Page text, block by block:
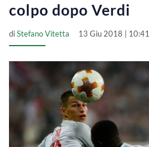
colpo dopo Verdi
diStefano Vitetta 13 Giu 2018 | 10:41